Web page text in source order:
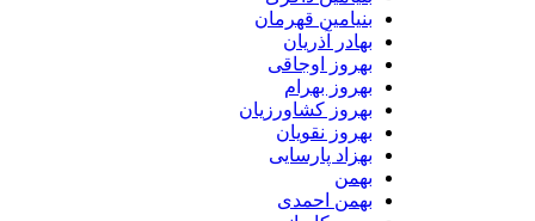
بنیامین قهرمان
بهادر آذریان
بهروز اوجاقی
بهروز بهرام
بهروز کشاورزیان
بهروز نقویان
بهزاد پارسایی
بهمن
بهمن احمدی